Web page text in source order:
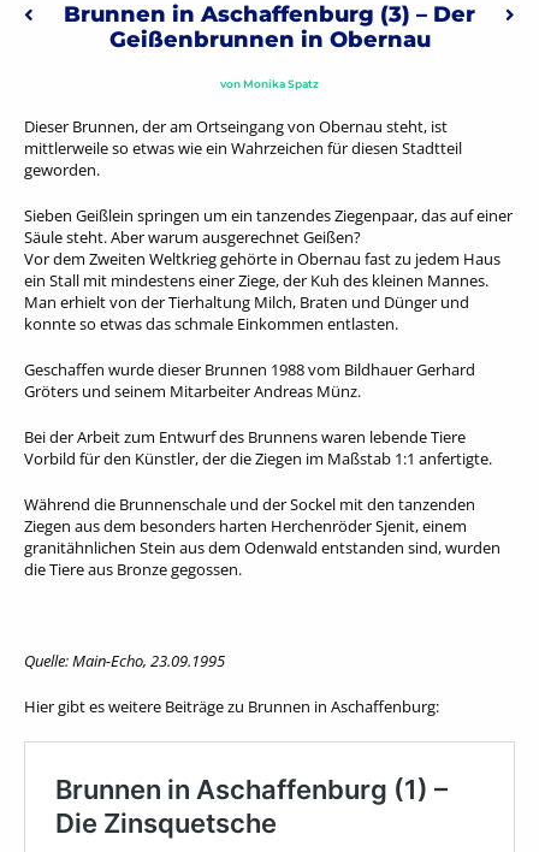
Beitragsnavigation
Vorheriger: Winter 1962/63 – ein Jahrhundertwinter
Brunnen in Aschaffenburg (3) – Der
Geißenbrunnen in Obernau
vonMonika Spatz
Dieser Brunnen, der am Ortseingang von Obernau steht, ist
mittlerweile so etwas wie ein Wahrzeichen für diesen Stadtteil
geworden.
Sieben Geißlein springen um ein tanzendes Ziegenpaar, das auf einer
Säule steht. Aber warum ausgerechnet Geißen?
Vor dem Zweiten Weltkrieg gehörte in Obernau fast zu jedem Haus
ein Stall mit mindestens einer Ziege, der Kuh des kleinen Mannes.
Man erhielt von der Tierhaltung Milch, Braten und Dünger und
konnte so etwas das schmale Einkommen entlasten.
Geschaffen wurde dieser Brunnen 1988 vom Bildhauer Gerhard
Gröters und seinem Mitarbeiter Andreas Münz.
Bei der Arbeit zum Entwurf des Brunnens waren lebende Tiere
Vorbild für den Künstler, der die Ziegen im Maßstab 1:1 anfertigte.
Während die Brunnenschale und der Sockel mit den tanzenden
Ziegen aus dem besonders harten Herchenröder Sjenit, einem
granitähnlichen Stein aus dem Odenwald entstanden sind, wurden
die Tiere aus Bronze gegossen.
Quelle: Main-Echo, 23.09.1995
Hier gibt es weitere Beiträge zu Brunnen in Aschaffenburg: